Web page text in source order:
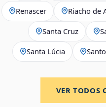
Renascer Riacho de
Santa Cruz
Santa Lúcia
VER TODOS